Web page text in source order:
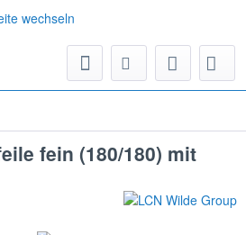
fein (180/180) mit